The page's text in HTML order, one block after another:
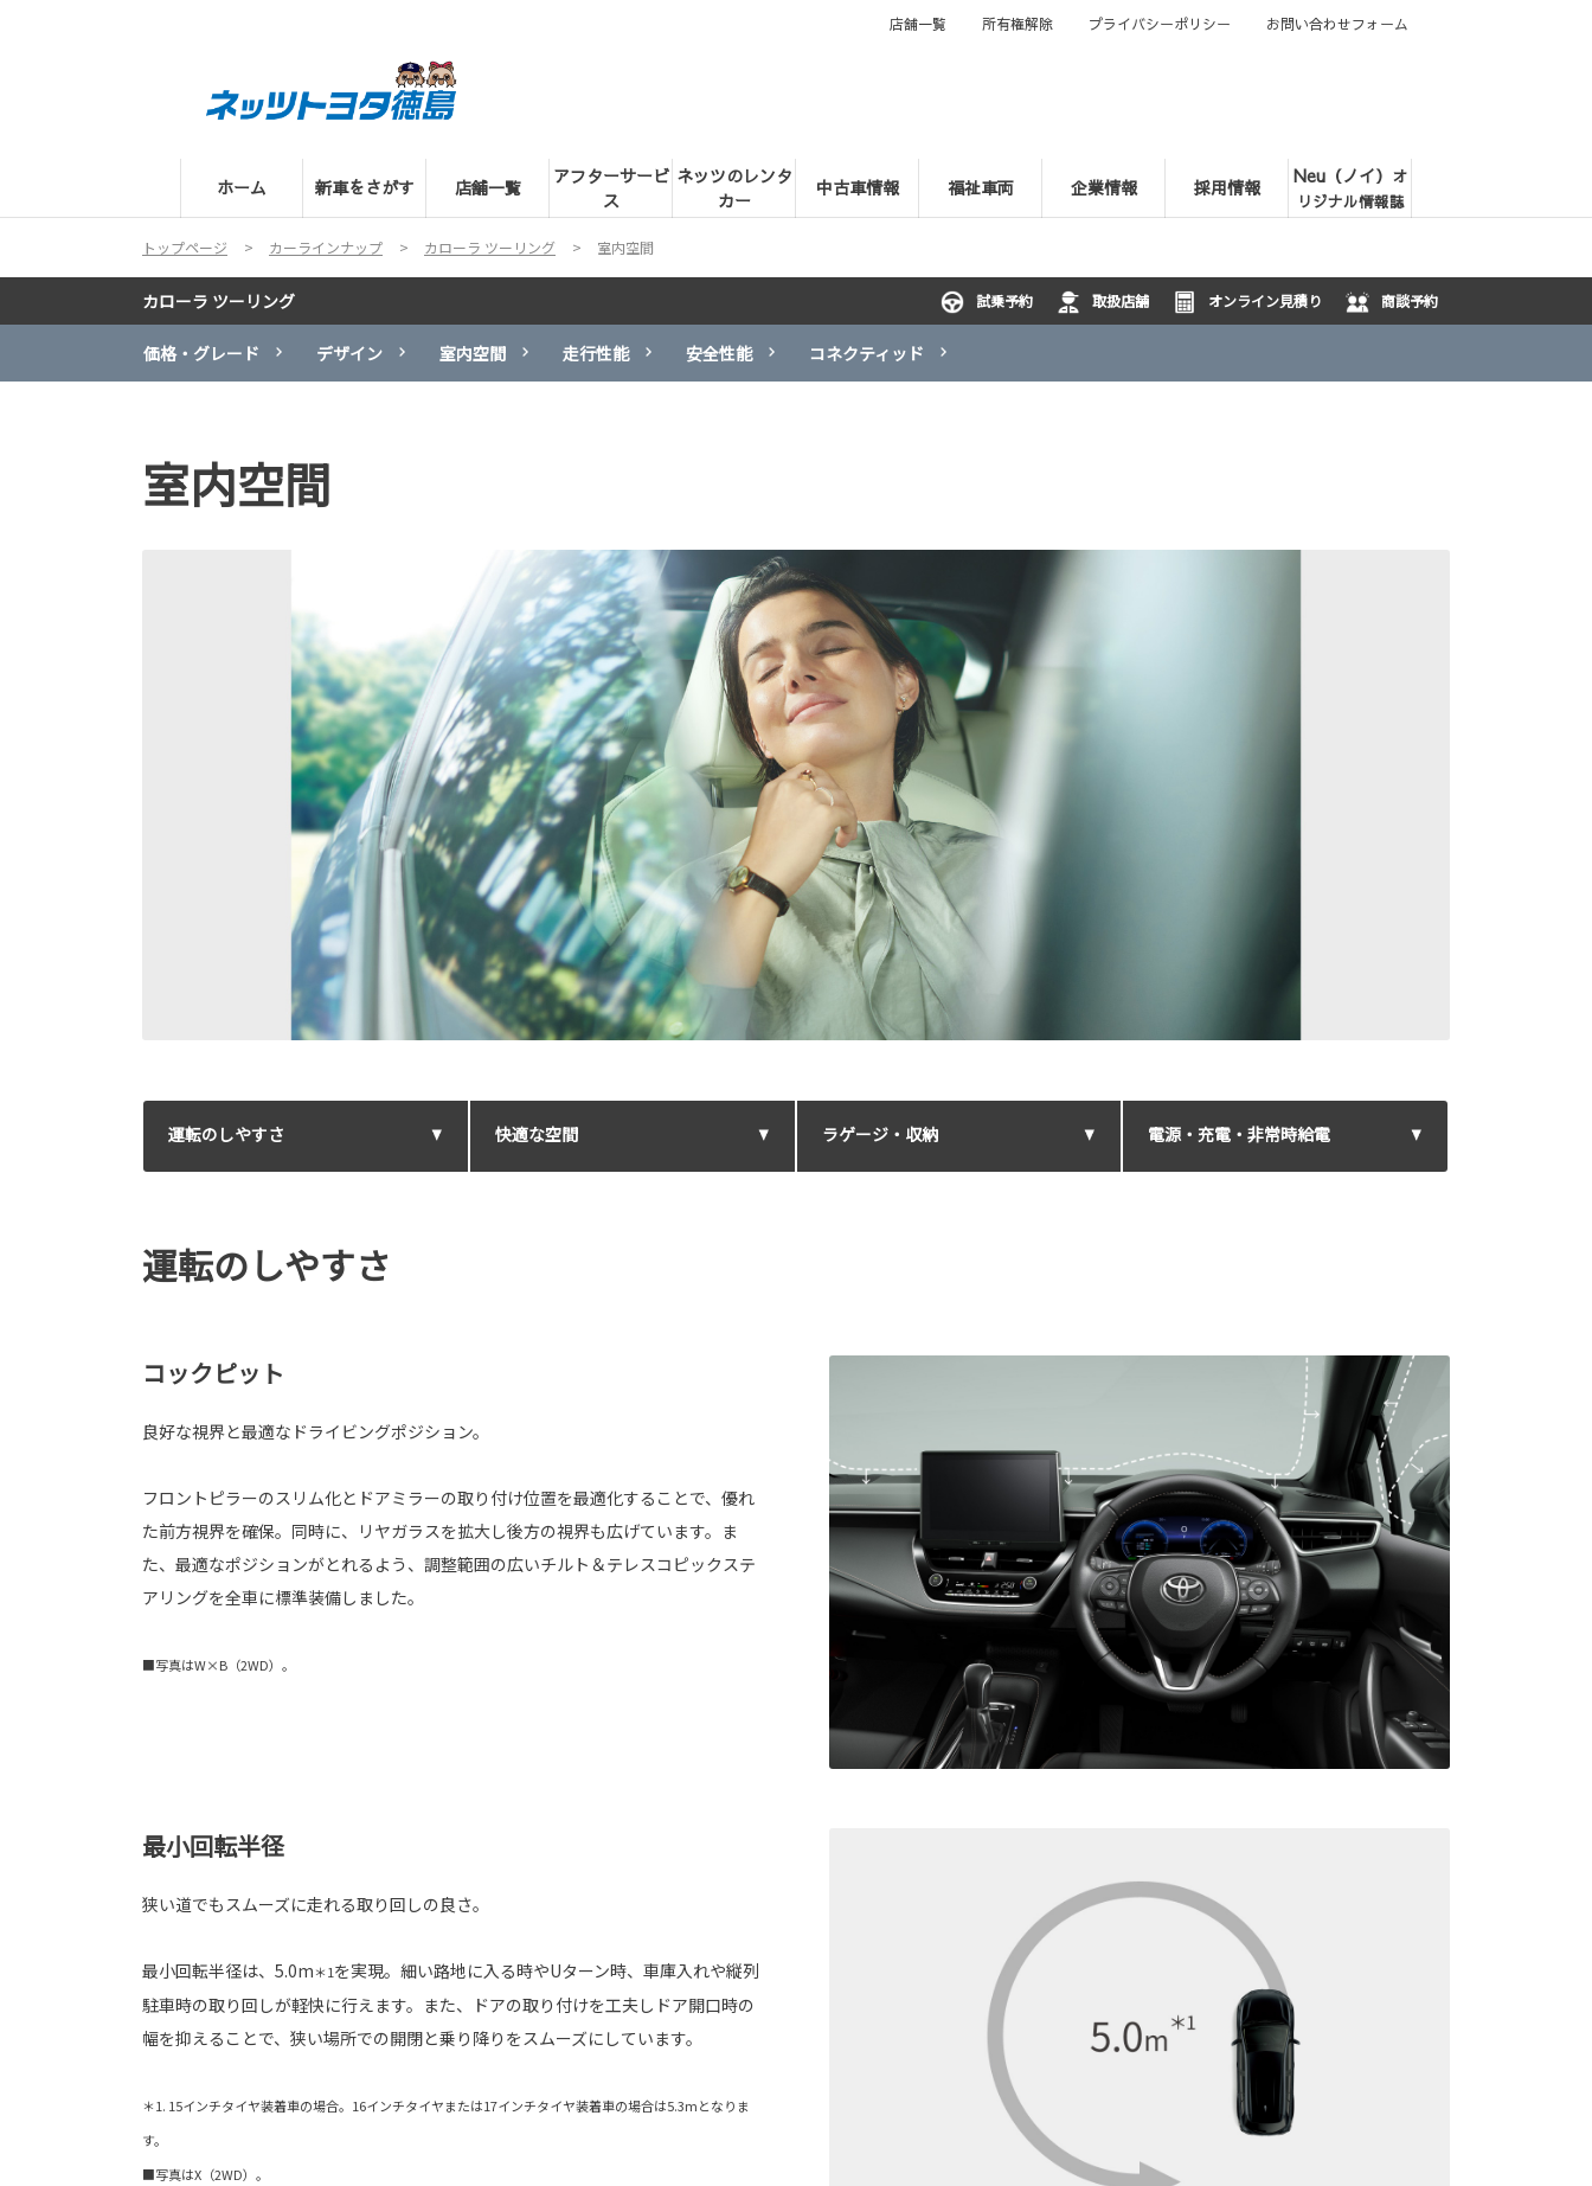
ホーム 新車をさがす 店舗一覧
アフターサービ
ス
ネッツのレンタ
カー
中古車情報 福祉車両 企業情報 採用情報 Neu（ノイ） オ
リジナル情報誌
店舗一覧 所有権解除 プライバシーポリシー お問い合わせフォーム
トップページ カーラインナップ カローラ ツーリング 室内空間
カローラ ツーリング 試乗予約 取扱店舗 オンライン見積り 商談予約
価格・グレード デザイン 室内空間 走行性能 安全性能 コネクティッド
室内空間
運転のしやすさ 快適な空間 ラゲージ・収納 電源・充電・非常時給電
運転のしやすさ
コックピット
良好な視界と最適なドライビングポジション。
フロントピラーのスリム化とドアミラーの取り付け位置を最適化することで、優れ
た前方視界を確保。同時に、リヤガラスを拡大し後方の視界も広げています。ま
た、最適なポジションがとれるよう、調整範囲の広いチルト＆テレスコピックステ
アリングを全車に標準装備しました。
■写真はW×B（2WD）。
最小回転半径
狭い道でもスムーズに走れる取り回しの良さ。
最小回転半径は、5.0m＊1を実現。細い路地に入る時やUターン時、車庫入れや縦列
駐車時の取り回しが軽快に行えます。また、ドアの取り付けを工夫しドア開口時の
幅を抑えることで、狭い場所での開閉と乗り降りをスムーズにしています。
＊1. 15インチタイヤ装着車の場合。16インチタイヤまたは17インチタイヤ装着車の場合は5.3mとなりま
す。
■写真はX（2WD）。